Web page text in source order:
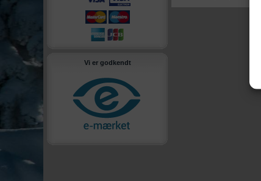
Vi er godkendt